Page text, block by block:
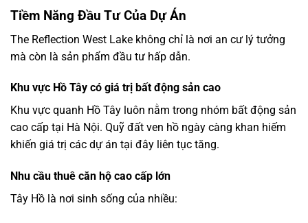
Tiềm Năng Đầu Tư Của Dự Án
The Reflection West Lake không chỉ là nơi an cư lý tưởng
mà còn là sản phẩm đầu tư hấp dẫn.
Khu vực Hồ Tây có giá trị bất động sản cao
Khu vực quanh Hồ Tây luôn nằm trong nhóm bất động sản
cao cấp tại Hà Nội. Quỹ đất ven hồ ngày càng khan hiếm
khiến giá trị các dự án tại đây liên tục tăng.
Nhu cầu thuê căn hộ cao cấp lớn
Tây Hồ là nơi sinh sống của nhiều: